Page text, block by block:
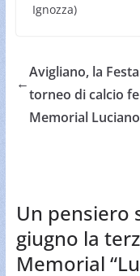
Ignozza)
←
Avigliano, la
torneo di calcio
Memorial
Un pensiero
giugno la
Memorial